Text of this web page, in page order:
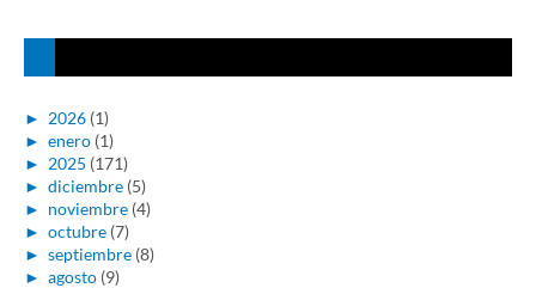
► 2026 (1)
► enero (1)
► 2025 (171)
► diciembre (5)
► noviembre (4)
► octubre (7)
► septiembre (8)
► agosto (9)